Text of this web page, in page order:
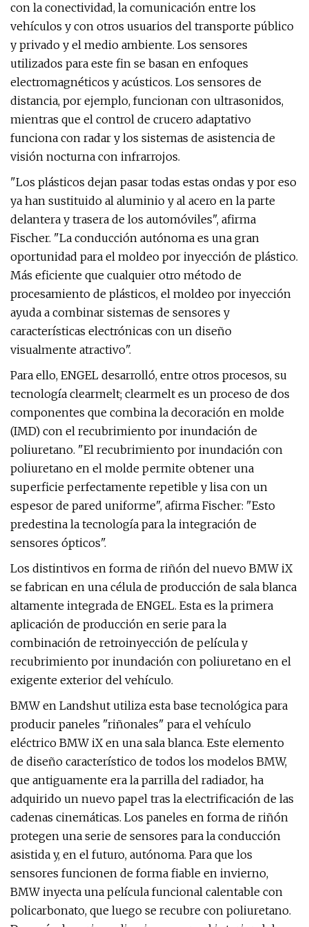
con la conectividad, la comunicación entre los
vehículos y con otros usuarios del transporte público
y privado y el medio ambiente. Los sensores
utilizados para este fin se basan en enfoques
electromagnéticos y acústicos. Los sensores de
distancia, por ejemplo, funcionan con ultrasonidos,
mientras que el control de crucero adaptativo
funciona con radar y los sistemas de asistencia de
visión nocturna con infrarrojos.
"Los plásticos dejan pasar todas estas ondas y por eso
ya han sustituido al aluminio y al acero en la parte
delantera y trasera de los automóviles", afirma
Fischer. "La conducción autónoma es una gran
oportunidad para el moldeo por inyección de plástico.
Más eficiente que cualquier otro método de
procesamiento de plásticos, el moldeo por inyección
ayuda a combinar sistemas de sensores y
características electrónicas con un diseño
visualmente atractivo".
Para ello, ENGEL desarrolló, entre otros procesos, su
tecnología clearmelt; clearmelt es un proceso de dos
componentes que combina la decoración en molde
(IMD) con el recubrimiento por inundación de
poliuretano. "El recubrimiento por inundación con
poliuretano en el molde permite obtener una
superficie perfectamente repetible y lisa con un
espesor de pared uniforme", afirma Fischer: "Esto
predestina la tecnología para la integración de
sensores ópticos".
Los distintivos en forma de riñón del nuevo BMW iX
se fabrican en una célula de producción de sala blanca
altamente integrada de ENGEL. Esta es la primera
aplicación de producción en serie para la
combinación de retroinyección de película y
recubrimiento por inundación con poliuretano en el
exigente exterior del vehículo.
BMW en Landshut utiliza esta base tecnológica para
producir paneles "riñonales" para el vehículo
eléctrico BMW iX en una sala blanca. Este elemento
de diseño característico de todos los modelos BMW,
que antiguamente era la parrilla del radiador, ha
adquirido un nuevo papel tras la electrificación de las
cadenas cinemáticas. Los paneles en forma de riñón
protegen una serie de sensores para la conducción
asistida y, en el futuro, autónoma. Para que los
sensores funcionen de forma fiable en invierno,
BMW inyecta una película funcional calentable con
policarbonato, que luego se recubre con poliuretano.